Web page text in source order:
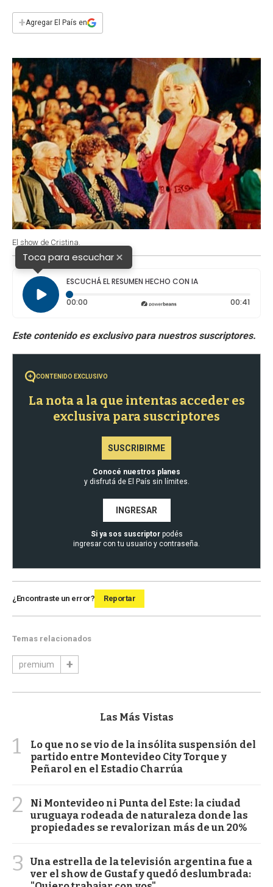
e
b
k
s
t
i
l
+Agregar El País en
El show de Cristina.
Toca para escuchar×
ESCUCHÁ EL RESUMEN HECHO CON IA
00:00 Tiempo transcurrido: 0 segundos 00:41
CONTENIDO EXCLUSIVO
La nota a la que intentas acceder es
exclusiva para suscriptores
SUSCRIBIRME
Conocé nuestros planes
y disfrutá de El País sin límites.
INGRESAR
Si ya sos suscriptorpodés
ingresar con tu usuario y contraseña.
¿Encontraste un error? Reportar
Temas relacionados
premium
Las Más Vistas
1
Lo que no se vio de la insólita suspensión del
partido entre Montevideo City Torque y
Peñarol en el Estadio Charrúa
2
Ni Montevideo ni Punta del Este: la ciudad
uruguaya rodeada de naturaleza donde las
propiedades se revalorizan más de un 20%
3
Una estrella de la televisión argentina fue a
ver el show de Gustaf y quedó deslumbrada: